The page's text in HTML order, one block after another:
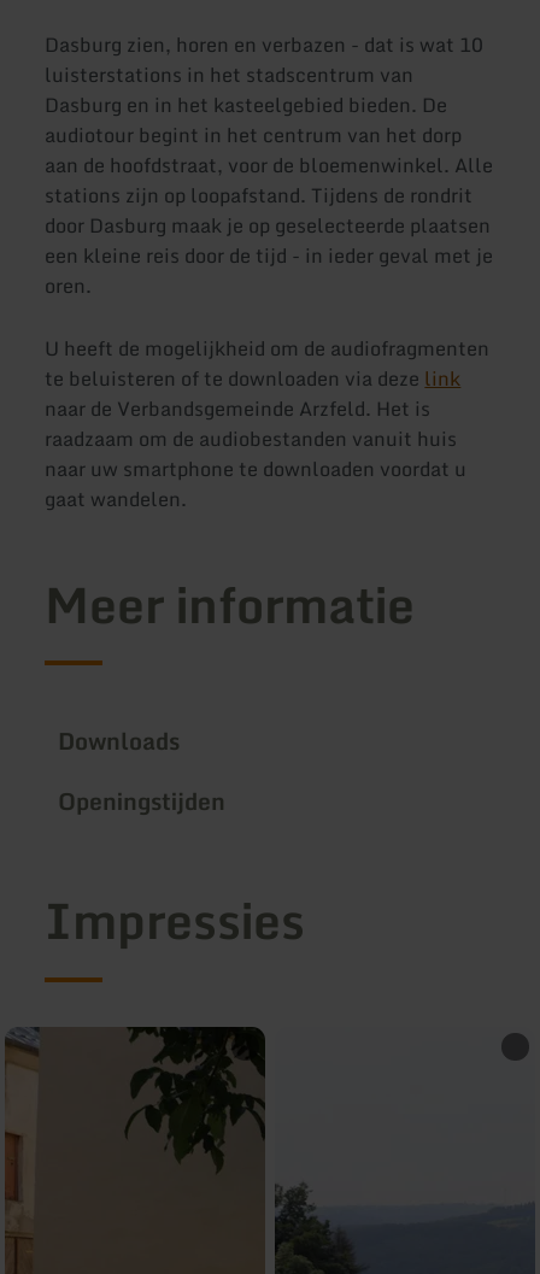
Dasburg zien, horen en verbazen - dat is wat 10
luisterstations in het stadscentrum van
Dasburg en in het kasteelgebied bieden. De
audiotour begint in het centrum van het dorp
aan de hoofdstraat, voor de bloemenwinkel. Alle
stations zijn op loopafstand. Tijdens de rondrit
door Dasburg maak je op geselecteerde plaatsen
een kleine reis door de tijd - in ieder geval met je
oren.
U heeft de mogelijkheid om de audiofragmenten
te beluisteren of te downloaden via deze link
naar de Verbandsgemeinde Arzfeld. Het is
raadzaam om de audiobestanden vanuit huis
naar uw smartphone te downloaden voordat u
gaat wandelen.
Meer informatie
Downloads
Openingstijden
Impressies